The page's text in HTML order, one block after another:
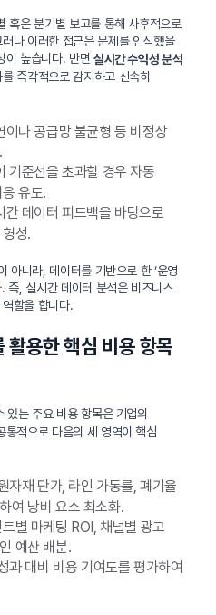
혹은 분기별 보고를 통해 사후적으로
나 이러한 접근은 문제를 인식했을
이 높습니다. 반면 실시간 수익성 분석
즉각적으로 감지하고 신속히
나 공급망 불균형 등 비정상
기준선을 초과할 경우 자동
유도.
데이터 피드백을 바탕으로
성.
아니라, 데이터를 기반으로 한 ‘운영
즉, 실시간 데이터 분석은 비즈니스
할을 합니다.
활용한 핵심 비용 항목
있는 주요 비용 항목은 기업의
적으로 다음의 세 영역이 핵심
자재 단가, 라인 가동률, 폐기율
여 낭비 요소 최소화.
별 마케팅 ROI, 채널별 광고
예산 배분.
과 대비 비용 기여도를 평가하여